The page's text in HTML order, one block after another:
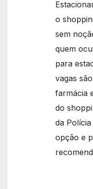
o
sem
quem
para
vagas
farmácia
do
da
opção e